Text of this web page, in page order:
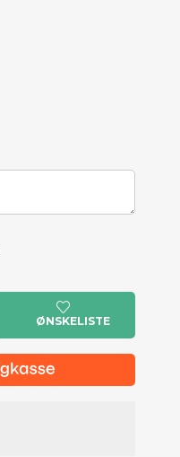
ØNSKELISTE